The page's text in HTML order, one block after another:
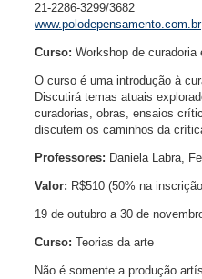
21-2286-3299/3682
www.polodepensamento.com.br
Curso: Workshop de
O curso é uma introdução à
Discutirá temas atuais
curadorias, obras, ensaios
discutem os caminhos da
Professores: Daniela Labra,
Valor: R$510 (50% na
19 de outubro a 30 de
Curso: Teorias da arte
Não é somente a produção